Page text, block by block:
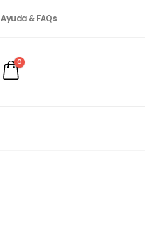
Ayuda & FAQs
0